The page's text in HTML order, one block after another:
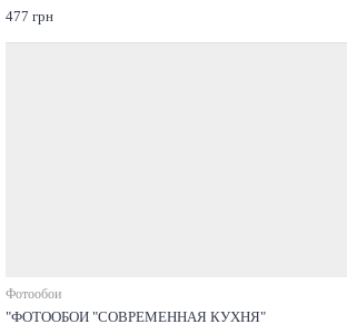
477 грн
Фотообои
"ФОТООБОИ "СОВРЕМЕННАЯ КУХНЯ"